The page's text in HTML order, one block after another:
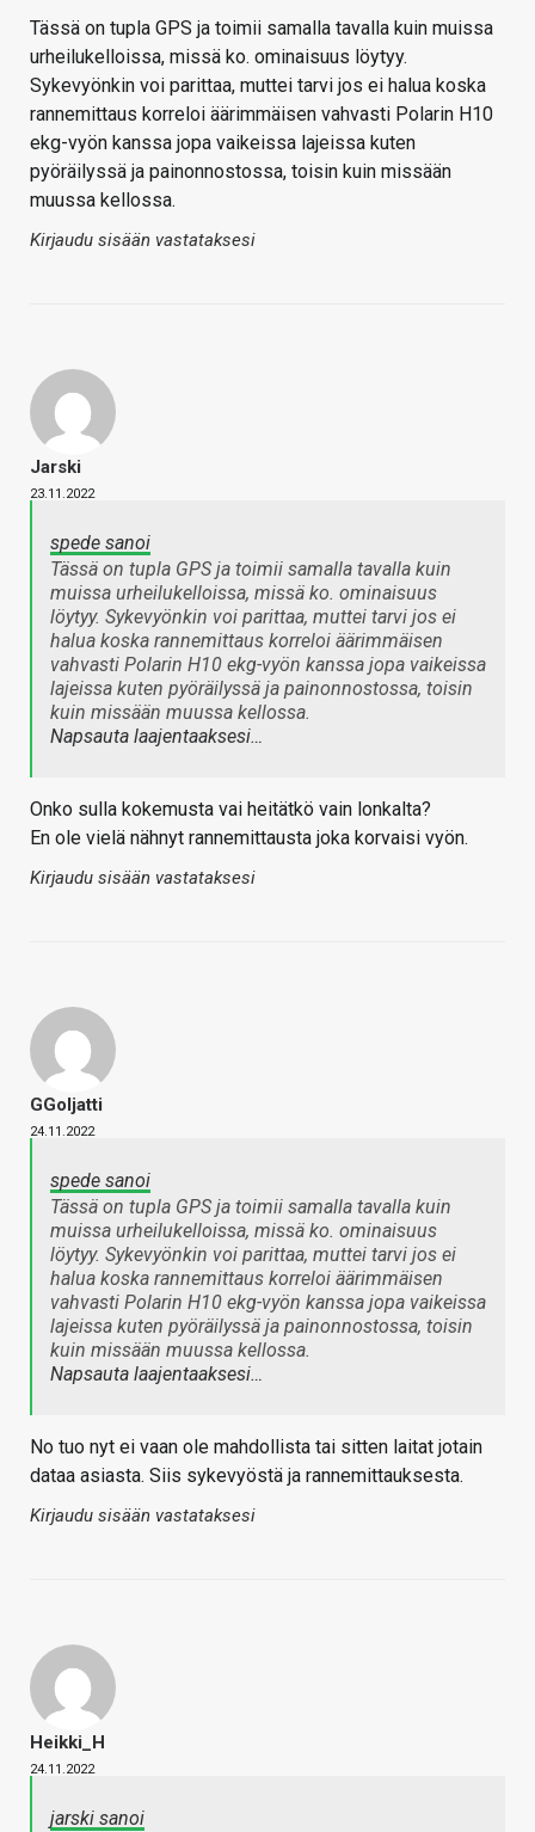
Tässä on tupla GPS ja toimii samalla tavalla kuin muissa
urheilukelloissa, missä ko. ominaisuus löytyy.
Sykevyönkin voi parittaa, muttei tarvi jos ei halua koska
rannemittaus korreloi äärimmäisen vahvasti Polarin H10
ekg-vyön kanssa jopa vaikeissa lajeissa kuten
pyöräilyssä ja painonnostossa, toisin kuin missään
muussa kellossa.
Kirjaudu sisään vastataksesi
Jarski
23.11.2022
spede sanoi
Tässä on tupla GPS ja toimii samalla tavalla kuin
muissa urheilukelloissa, missä ko. ominaisuus
löytyy. Sykevyönkin voi parittaa, muttei tarvi jos ei
halua koska rannemittaus korreloi äärimmäisen
vahvasti Polarin H10 ekg-vyön kanssa jopa vaikeissa
lajeissa kuten pyöräilyssä ja painonnostossa, toisin
kuin missään muussa kellossa.
Napsauta laajentaaksesi…
Onko sulla kokemusta vai heitätkö vain lonkalta?
En ole vielä nähnyt rannemittausta joka korvaisi vyön.
Kirjaudu sisään vastataksesi
GGoljatti
24.11.2022
spede sanoi
Tässä on tupla GPS ja toimii samalla tavalla kuin
muissa urheilukelloissa, missä ko. ominaisuus
löytyy. Sykevyönkin voi parittaa, muttei tarvi jos ei
halua koska rannemittaus korreloi äärimmäisen
vahvasti Polarin H10 ekg-vyön kanssa jopa vaikeissa
lajeissa kuten pyöräilyssä ja painonnostossa, toisin
kuin missään muussa kellossa.
Napsauta laajentaaksesi…
No tuo nyt ei vaan ole mahdollista tai sitten laitat jotain
dataa asiasta. Siis sykevyöstä ja rannemittauksesta.
Kirjaudu sisään vastataksesi
Heikki_H
24.11.2022
jarski sanoi